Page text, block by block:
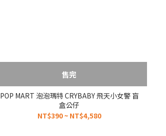
售完
POP MART 泡泡瑪特 CRYBABY 飛天小女警 盲
盒公仔
NT$390 ~ NT$4,580